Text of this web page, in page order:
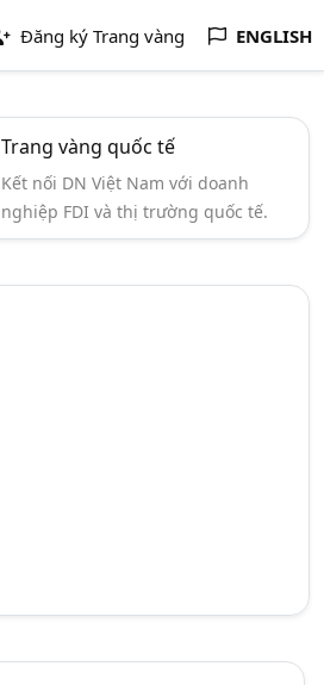
Đăng ký Trang vàng ENGLISH
Trang vàng quốc tế
Kết nối DN Việt Nam với doanh
nghiệp FDI và thị trường quốc tế.